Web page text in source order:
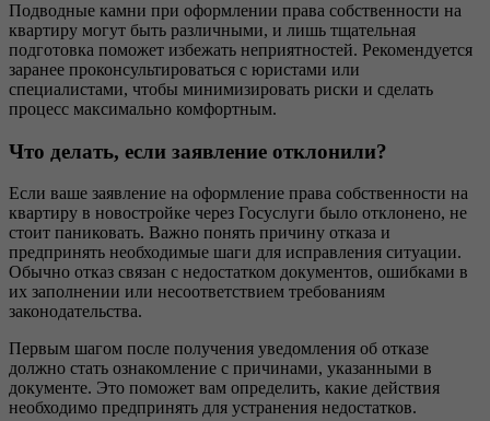
Подводные камни при оформлении права собственности на
квартиру могут быть различными, и лишь тщательная
подготовка поможет избежать неприятностей. Рекомендуется
заранее проконсультироваться с юристами или
специалистами, чтобы минимизировать риски и сделать
процесс максимально комфортным.
Что делать, если заявление отклонили?
Если ваше заявление на оформление права собственности на
квартиру в новостройке через Госуслуги было отклонено, не
стоит паниковать. Важно понять причину отказа и
предпринять необходимые шаги для исправления ситуации.
Обычно отказ связан с недостатком документов, ошибками в
их заполнении или несоответствием требованиям
законодательства.
Первым шагом после получения уведомления об отказе
должно стать ознакомление с причинами, указанными в
документе. Это поможет вам определить, какие действия
необходимо предпринять для устранения недостатков.